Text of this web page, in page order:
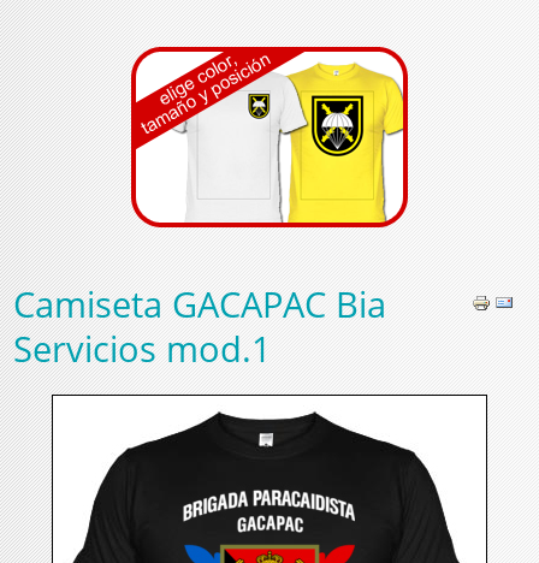
Camiseta GACAPAC Bia
Servicios mod.1